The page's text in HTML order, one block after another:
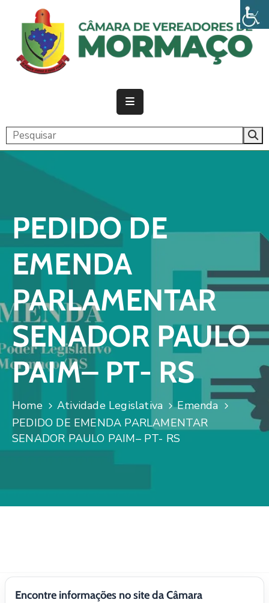
PÁGINA
INICIAL
LEGISLATIVA
PUBLICAÇÕES
CONTATO
PEDIDO DE
EMENDA
PARLAMENTAR
SENADOR PAULO
PAIM– PT- RS
Home Atividade Legislativa
Emenda
PEDIDO DE EMENDA PARLAMENTAR
SENADOR PAULO PAIM– PT- RS
Encontre informações no site da Câmara